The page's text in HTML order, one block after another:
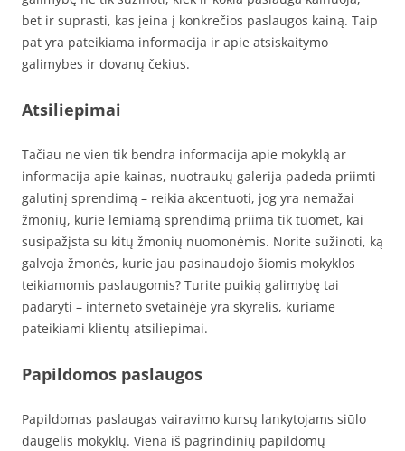
bet ir suprasti, kas įeina į konkrečios paslaugos kainą. Taip
pat yra pateikiama informacija ir apie atsiskaitymo
galimybes ir dovanų čekius.
Atsiliepimai
Tačiau ne vien tik bendra informacija apie mokyklą ar
informacija apie kainas, nuotraukų galerija padeda priimti
galutinį sprendimą – reikia akcentuoti, jog yra nemažai
žmonių, kurie lemiamą sprendimą priima tik tuomet, kai
susipažįsta su kitų žmonių nuomonėmis. Norite sužinoti, ką
galvoja žmonės, kurie jau pasinaudojo šiomis mokyklos
teikiamomis paslaugomis? Turite puikią galimybę tai
padaryti – interneto svetainėje yra skyrelis, kuriame
pateikiami klientų atsiliepimai.
Papildomos paslaugos
Papildomas paslaugas vairavimo kursų lankytojams siūlo
daugelis mokyklų. Viena iš pagrindinių papildomų